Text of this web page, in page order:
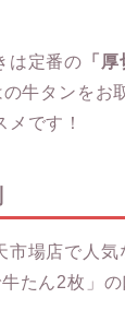
は定番の 「
牛タンをお
メです！
市場店で人気
たん2枚」の